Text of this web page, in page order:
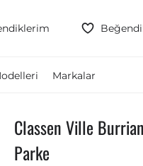
Markalar
Classen Ville
Parke